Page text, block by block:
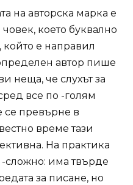
на авторска марка е
което буквално
който е направил
автор пише
неща, че слухът за
все по -голям
се превърне в
време тази
На практика
сложно: има твърде
за писане, но